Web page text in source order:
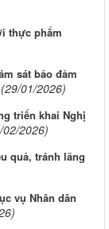
thực phẩm
sát bảo đảm
(29/01/2026)
triển khai Nghị
02/2026)
quả, tránh lãng
vụ Nhân dân